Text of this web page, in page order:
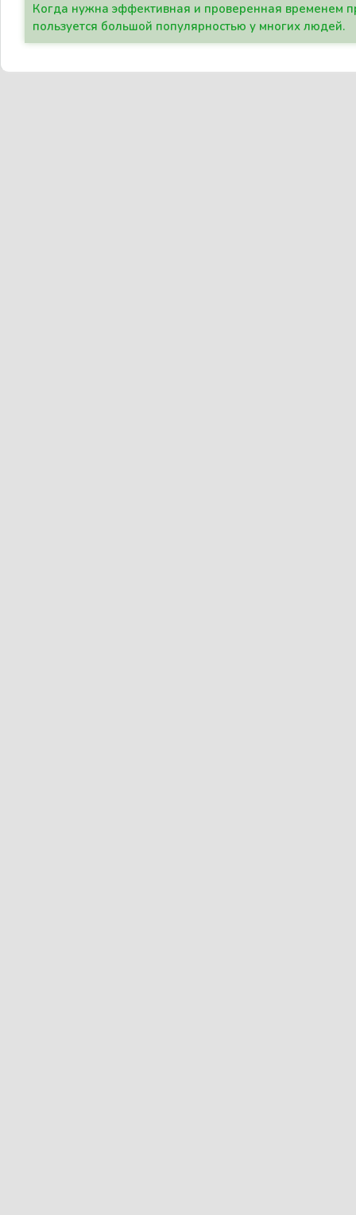
Когда нужна эффективная и проверенная временем
пользуется большой популярностью у многих людей.